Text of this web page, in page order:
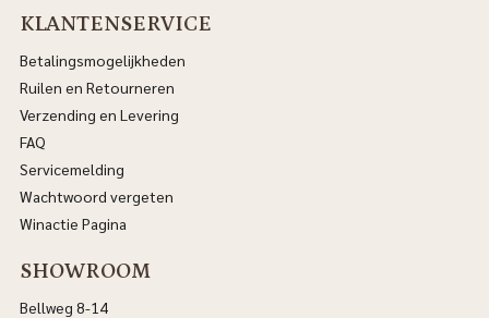
KLANTENSERVICE
Betalingsmogelijkheden
Ruilen en Retourneren
Verzending en Levering
FAQ
Servicemelding
Wachtwoord vergeten
Winactie Pagina
SHOWROOM
Bellweg 8-14